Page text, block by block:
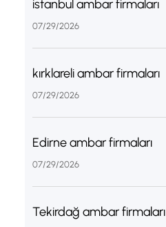
istanbul ambar firmaları
07/29/2026
kırklareli ambar firmaları
07/29/2026
Edirne ambar firmaları
07/29/2026
Tekirdağ ambar firmaları